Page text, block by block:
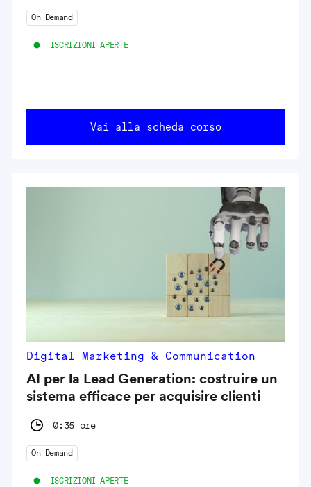
On Demand
ISCRIZIONI APERTE
Vai alla scheda corso
Digital Marketing & Communication
AI per la Lead Generation: costruire un
sistema efficace per acquisire clienti
0:35 ore
On Demand
ISCRIZIONI APERTE